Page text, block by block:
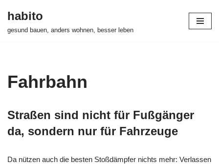
habito
gesund bauen, anders wohnen, besser leben
Fahrbahn
Straßen sind nicht für Fußgänger
da, sondern nur für Fahrzeuge
Da nützen auch die besten Stoßdämpfer nichts mehr: Verlassen